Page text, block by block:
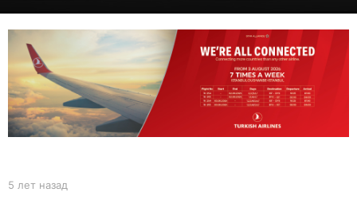
е
т
з
а
д
b
5 лет назад